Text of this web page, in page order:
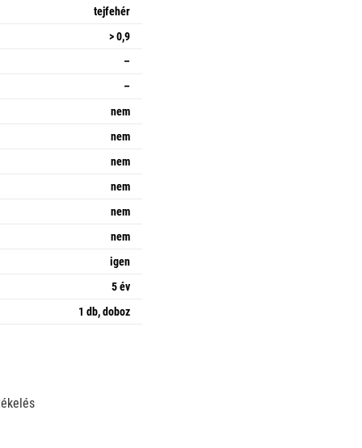
tejfehér
> 0,9
–
–
nem
nem
nem
nem
nem
nem
igen
5 év
1 db, doboz